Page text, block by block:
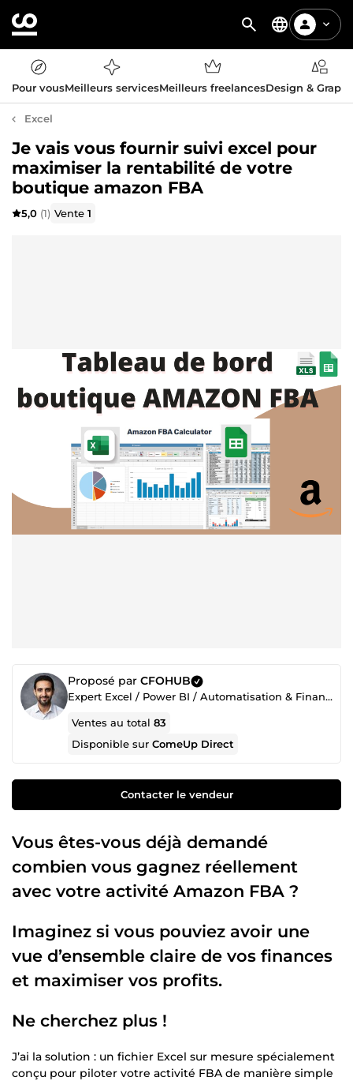
Pour vousMeilleurs servicesMeilleurs freelancesDesign &
Excel
Je vais vous fournir suivi excel pour
maximiser la rentabilité de votre
boutique amazon FBA
5,0 (1) Vente1
Proposé par CFOHUB
Expert Excel / Power BI / Automatisation & Finance
Ventes au total83
Disponible surComeUp Direct
Contacter le vendeur
Vous êtes-vous déjà demandé
combien vous gagnez réellement
avec votre activité Amazon FBA ?
Imaginez si vous pouviez avoir une
vue d’ensemble claire de vos finances
et maximiser vos profits.
Ne cherchez plus !
J’ai la solution : un fichier Excel sur mesure spécialement
conçu pour piloter votre activité FBA de manière simple